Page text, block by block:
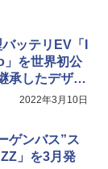
ッテリEV「I
を世界初公
承したデザイ
2022年3月10日
ゲンバス”ス
」を3月発